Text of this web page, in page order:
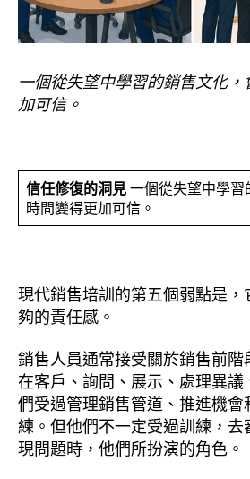
一個從失望中學習的銷售文化
加可信。
信任修復的洞見一個從失望中學
時間變得更加可信。
現代銷售培訓的第五個弱點是，
夠的責任感。
銷售人員通常接受關於銷售前
在客戶、詢問、展示、處理異
們受過管理銷售管道、推進機會
練。但他們不一定受過訓練，
現問題時，他們所扮演的角色。